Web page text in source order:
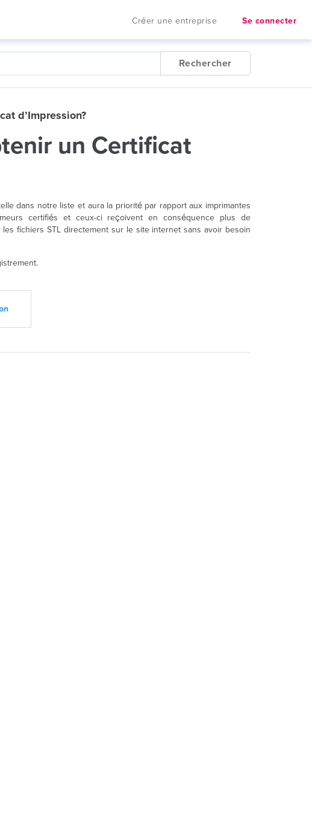
Créer une entreprise Se connecter
Rechercher
d’Impression?
un Certificat
dans notre liste et aura la priorité par rapport aux imprimantes
certifiés et ceux-ci reçoivent en conséquence plus de
fichiers STL directement sur le site internet sans avoir besoin